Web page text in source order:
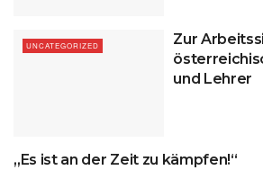
UNCATEGORIZED
Zur
und Lehrer
UNCATEGORIZED
„Es ist an der Zeit zu kämpfen!“